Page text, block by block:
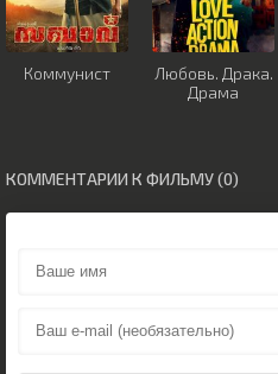
Коммунист
Любовь. Драка.
Драма
КОММЕНТАРИИ К ФИЛЬМУ (0)